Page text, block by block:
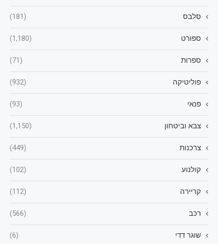
סלבס (181)
ספורט (1,180)
ספרות (71)
פוליטיקה (932)
פנאי (93)
צבא וביטחון (1,150)
צרכנות (449)
קולנוע (102)
קריירה (112)
רכב (566)
שוגר דדי (6)